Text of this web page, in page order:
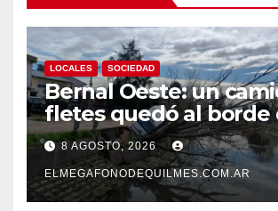
LOCALES SOCIEDAD
Bernal Oeste: un
fletes quedó al borde
al arroyo Las Piedras
8 AGOSTO, 2026
ELMEGAFONODEQUILMES.COM.AR